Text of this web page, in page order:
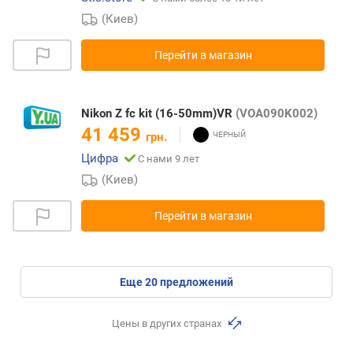
(Киев)
Перейти в магазин
Nikon Z fc kit (16-50mm)VR (VOA090K002)
41 459 грн.
Цифра
С нами 9 лет
(Киев)
Перейти в магазин
eще20предложений
Цены в других странах